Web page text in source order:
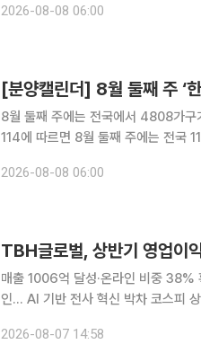
2026-08-08 06:00
[분양캘린더] 8월 둘째 주 ‘
8월 둘째 주에는 전국에서 4808가구가 분양에 나선다. ◇청약 단
114에 따르면 8월 둘째 주에는 전국 11개 단지 총
진다. 11일에는 경기 김포시 고촌읍 '
2026-08-08 06:00
TBH글로벌, 상반기 영업
매출 1006억 달성·온라인 비중 38%
인… AI 기반 전사 혁신 박차 코스피 상장 K패션 기업 TBH글로벌이 온라인 채널 다각화와 주요 브
세 자릿수 이상 늘렸다. TBH글로벌
2026-08-07 14:58